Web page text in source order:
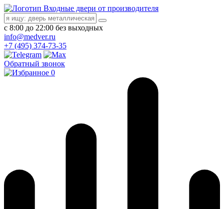
Входные двери от производителя
с 8:00 до 22:00 без выходных
info@medver.ru
+7 (495) 374-73-35
Обратный звонок
0